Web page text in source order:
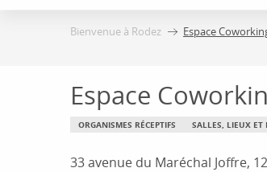
Bienvenue à Rodez Espace
Espace
ORGANISMES RÉCEPTIFS SALLES, LIEUX ET
33 avenue du Maréchal Joffre,